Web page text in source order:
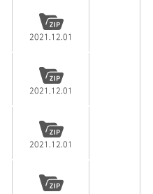
2021.12.01
2021.12.01
2021.12.01